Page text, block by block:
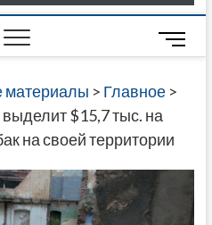
В
ГРУЗИИ
САЙТЕ
M
e
n
B
материалы > Главное>
$15,7 тыс. на
на своей территории